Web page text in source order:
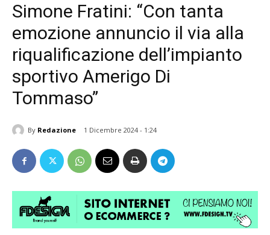
Simone Fratini: “Con tanta
emozione annuncio il via alla
riqualificazione dell’impianto
sportivo Amerigo Di
Tommaso”
By Redazione 1 Dicembre 2024 - 1:24